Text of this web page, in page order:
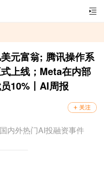
元富翁; 腾讯操作系
上线；Meta在内部
10%丨AI周报
内外热门AI投融资事件